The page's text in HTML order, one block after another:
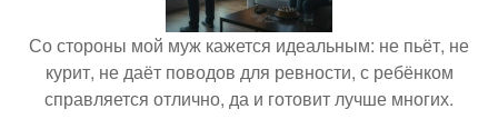
Со стороны мой муж кажется идеальным: не пьёт, не
курит, не даёт поводов для ревности, с ребёнком
справляется отлично, да и готовит лучше многих.